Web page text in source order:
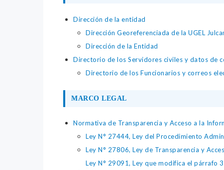
Dirección de la entidad
Dirección Georeferenciada de la UGEL
Dirección de la Entidad
Directorio de los Servidores civiles y datos de
Directorio de los Funcionarios y correos
MARCO LEGAL
Normativa de Transparencia y Acceso a la
Ley N° 27444, Ley del Procedimiento
Ley N° 27806, Ley de Transparencia y
Ley N° 29091, Ley que modifica el párrafo